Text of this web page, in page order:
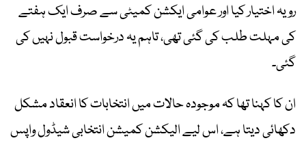
رویہ اختیار کیا اور عوامی ایکشن کمیٹی سے صرف ایک ہفتے
کی مہلت طلب کی گئی تھی، تاہم یہ درخواست قبول نہیں کی
گئی۔
ان کا کہنا تھا کہ موجودہ حالات میں انتخابات کا انعقاد مشکل
دکھائی دیتا ہے، اس لیے الیکشن کمیشن انتخابی شیڈول واپس